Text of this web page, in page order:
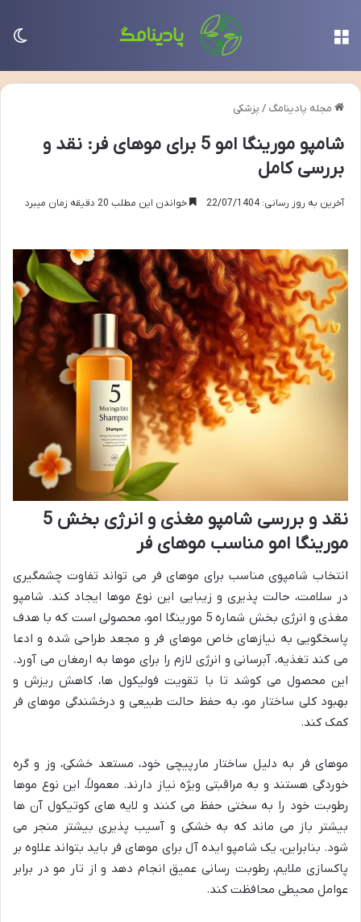
مجله پادینامگ / پزشکی
شامپو مورینگا امو 5 برای موهای فر: نقد و
بررسی کامل
آخرین به روز رسانی: 22/07/1404 خواندن این مطلب 20 دقیقه زمان میبرد
نقد و بررسی شامپو مغذی و انرژی بخش 5
مورینگا امو مناسب موهای فر
انتخاب شامپوی مناسب برای موهای فر می تواند تفاوت چشمگیری
در سلامت، حالت پذیری و زیبایی این نوع موها ایجاد کند. شامپو
مغذی و انرژی بخش شماره 5 مورینگا امو، محصولی است که با هدف
پاسخگویی به نیازهای خاص موهای فر و مجعد طراحی شده و ادعا
می کند تغذیه، آبرسانی و انرژی لازم را برای موها به ارمغان می آورد.
این محصول می کوشد تا با تقویت فولیکول ها، کاهش ریزش و
بهبود کلی ساختار مو، به حفظ حالت طبیعی و درخشندگی موهای فر
کمک کند.
موهای فر به دلیل ساختار مارپیچی خود، مستعد خشکی، وز و گره
خوردگی هستند و به مراقبتی ویژه نیاز دارند. معمولاً، این نوع موها
رطوبت خود را به سختی حفظ می کنند و لایه های کوتیکول آن ها
بیشتر باز می ماند که به خشکی و آسیب پذیری بیشتر منجر می
شود. بنابراین، یک شامپو ایده آل برای موهای فر باید بتواند علاوه بر
پاکسازی ملایم، رطوبت رسانی عمیق انجام دهد و از تار مو در برابر
عوامل محیطی محافظت کند.